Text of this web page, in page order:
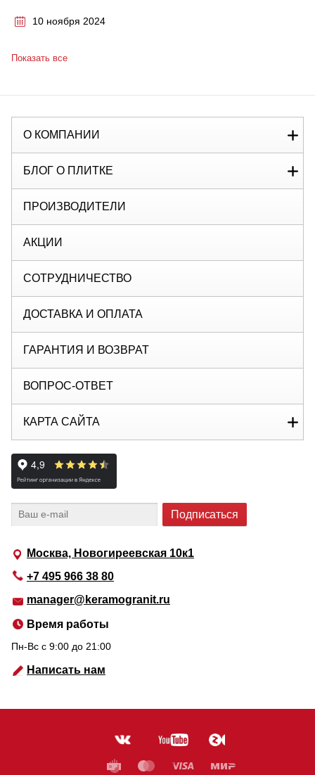
10 ноября 2024
Показать все
Москва, Новогиреевская 10к1
+7 495 966 38 80
manager@keramogranit.ru
Время работы
Пн-Вс c 9:00 до 21:00
Написать нам
О КОМПАНИИ
БЛОГ О ПЛИТКЕ
ПРОИЗВОДИТЕЛИ
АКЦИИ
СОТРУДНИЧЕСТВО
ДОСТАВКА И ОПЛАТА
ГАРАНТИЯ И ВОЗВРАТ
ВОПРОС-ОТВЕТ
КАРТА САЙТА